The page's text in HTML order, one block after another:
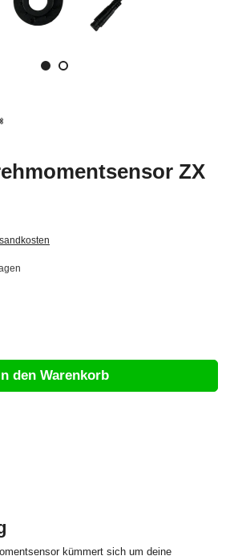
ZX
In den Warenkorb
kümmert sich um deine